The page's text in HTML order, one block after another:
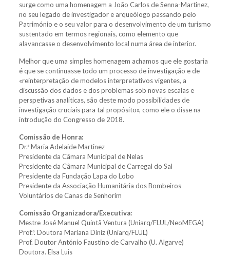
surge como uma homenagem a João Carlos de Senna-Martinez,
no seu legado de investigador e arqueólogo passando pelo
Património e o seu valor para o desenvolvimento de um turismo
sustentado em termos regionais, como elemento que
alavancasse o desenvolvimento local numa área de interior.
Melhor que uma simples homenagem achamos que ele gostaria
é que se continuasse todo um processo de investigação e de
«reinterpretação de modelos interpretativos vigentes, a
discussão dos dados e dos problemas sob novas escalas e
perspetivas analíticas, são deste modo possibilidades de
investigação cruciais para tal propósito», como ele o disse na
introdução do Congresso de 2018.
Comissão de Honra:
Dr.ª Maria Adelaide Martinez
Presidente da Câmara Municipal de Nelas
Presidente da Câmara Municipal de Carregal do Sal
Presidente da Fundação Lapa do Lobo
Presidente da Associação Humanitária dos Bombeiros
Voluntários de Canas de Senhorim
Comissão Organizadora/Executiva:
Mestre José Manuel Quintã Ventura (Uniarq/FLUL/NeoMEGA)
Prof.ª. Doutora Mariana Diniz (Uniarq/FLUL)
Prof. Doutor António Faustino de Carvalho (U. Algarve)
Doutora. Elsa Luis